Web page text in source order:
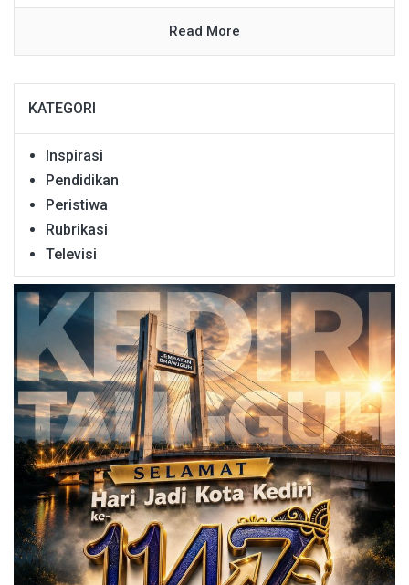
Read More
KATEGORI
Inspirasi
Pendidikan
Peristiwa
Rubrikasi
Televisi